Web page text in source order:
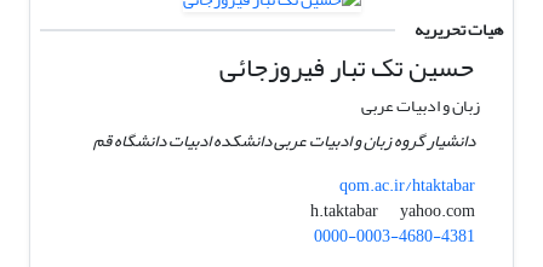
هیات تحریریه
حسین تک تبار فیروزجائی
زبان و ادبیات عربی
دانشیار گروه زبان و ادبیات عربی دانشکده ادبیات دانشگاه قم
qom.ac.ir/htaktabar
h.taktabar
yahoo.com
0000-0003-4680-4381